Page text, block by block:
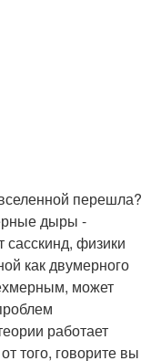
перешла?
дыры -
сасскинд, физики
как двумерного
может
работает
того, говорите вы